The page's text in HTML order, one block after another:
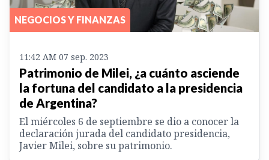
NEGOCIOS Y FINANZAS
11:42 AM 07 sep. 2023
Patrimonio de Milei, ¿a cuánto asciende
la fortuna del candidato a la presidencia
de Argentina?
El miércoles 6 de septiembre se dio a conocer la
declaración jurada del candidato presidencia,
Javier Milei, sobre su patrimonio.